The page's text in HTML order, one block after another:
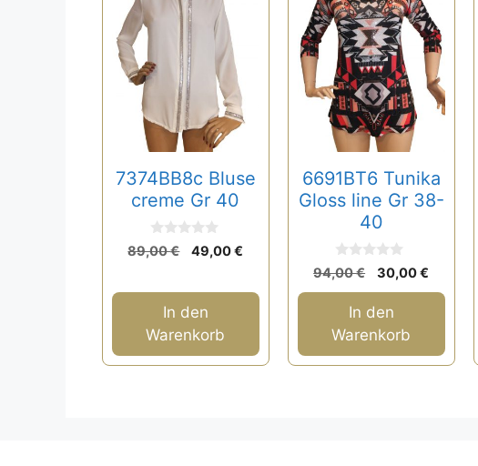
7374BB8c Bluse
creme Gr 40
0
v
5
89,00€
Ursprünglicher
war:
89,00 €
49,00€
ist:
In den
Warenkorb
6691BT6 Tunika
Gloss line Gr 38-
40
0
v
o
94,00€
Ursprünglicher
Preis
war:
94,00 €
30,00€
Preis
In den
Warenkorb